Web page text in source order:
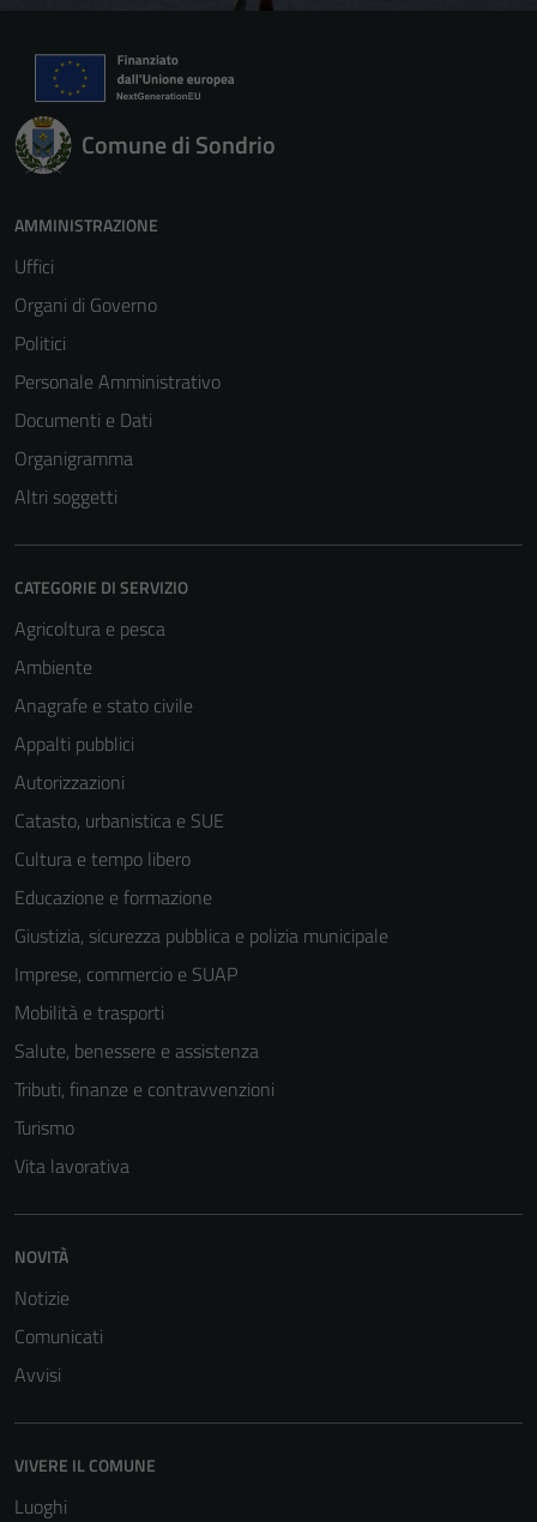
Comune di Sondrio
AMMINISTRAZIONE
Uffici
Organi di Governo
Politici
Personale Amministrativo
Documenti e Dati
Organigramma
Altri soggetti
CATEGORIE DI SERVIZIO
Agricoltura e pesca
Ambiente
Anagrafe e stato civile
Appalti pubblici
Autorizzazioni
Catasto, urbanistica e SUE
Cultura e tempo libero
Educazione e formazione
Giustizia, sicurezza pubblica e polizia municipale
Imprese, commercio e SUAP
Mobilità e trasporti
Salute, benessere e assistenza
Tributi, finanze e contravvenzioni
Turismo
Vita lavorativa
NOVITÀ
Notizie
Comunicati
Avvisi
VIVERE IL COMUNE
Luoghi
essere